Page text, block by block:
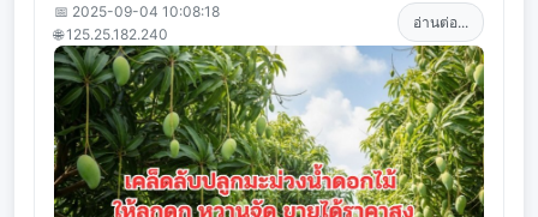
📅 2025-09-04 10:08:18
🌐 125.25.182.240
อ่านต่อ...